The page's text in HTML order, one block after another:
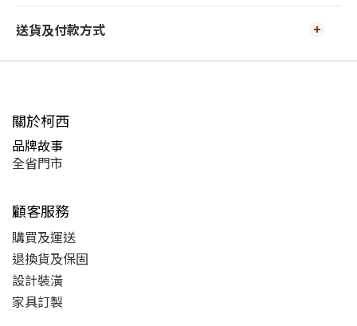
送貨及付款方式
關於柯西
品牌故事
全省門市
顧客服務
購買及運送
退換貨及保固
設計裝潢
家具訂製